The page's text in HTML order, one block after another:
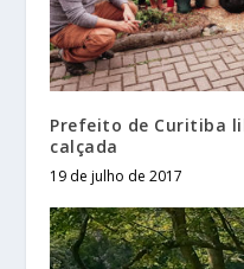
Prefeito de Curitiba
calçada
19 de julho de 2017